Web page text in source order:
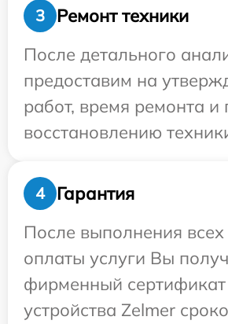
3
Ремонт техники
После детального
предоставим на
работ, время ремонта и
восстановлению
4
Гарантия
После выполнения всех
оплаты услуги Вы
фирменный
устройства Zelmer